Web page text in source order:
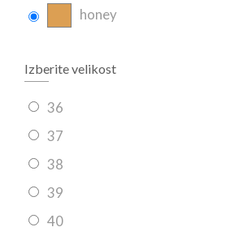
honey
Izberite velikost
36
37
38
39
40